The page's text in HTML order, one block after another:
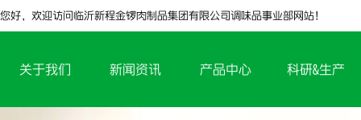
您好，欢迎访问临沂新程金锣肉制品集团有限公司调味品事业部网站！
关于我们 新闻资讯 产品中心 科研&生产